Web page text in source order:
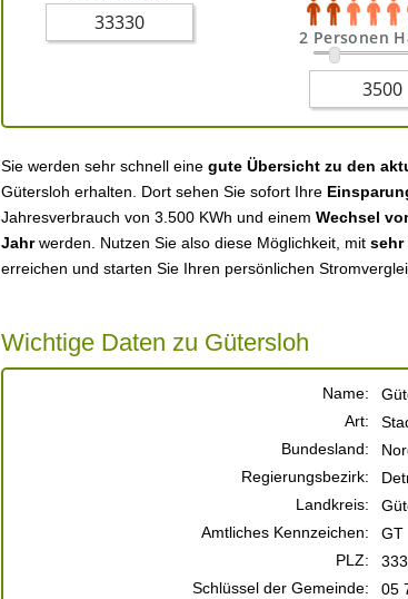
2 Personen
Sie werden sehr schnell eine gute Übersicht zu den
Gütersloh erhalten. Dort sehen Sie sofort Ihre
Jahresverbrauch von 3.500 KWh und einem Wechsel
Jahrwerden. Nutzen Sie also diese Möglichkeit, mit sehr
erreichen und starten Sie Ihren persönlichen
Wichtige Daten zu Gütersloh
Name:
Art:
Bundesland:
Regierungsbezirk:
Landkreis:
Amtliches Kennzeichen:
GT
PLZ:
Schlüssel der Gemeinde:
05